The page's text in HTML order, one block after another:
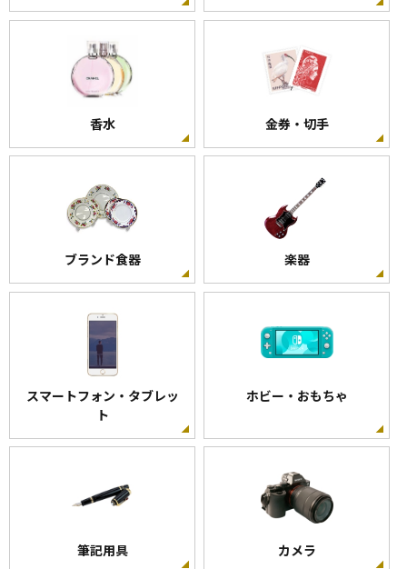
香水 金券・切手
ブランド食器 楽器
スマートフォン・タブレッ
ト
ホビー・おもちゃ
筆記用具 カメラ